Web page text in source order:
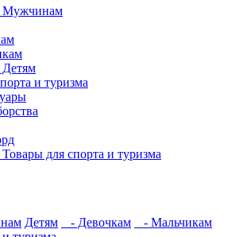
Мужчинам
Детям
и туризма
Товары для спорта и туризма
Детям - Девочкам
- Мальчикам